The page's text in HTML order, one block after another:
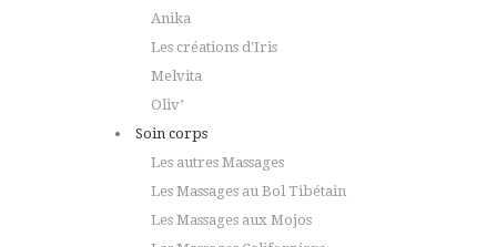
Anika
Les créations d'Iris
Melvita
Oliv’
Soin corps
Les autres Massages
Les Massages au Bol Tibétain
Les Massages aux Mojos